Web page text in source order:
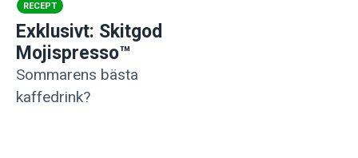
RECEPT
Exklusivt: Skitgod
Mojispresso™
Sommarens bästa
kaffedrink?